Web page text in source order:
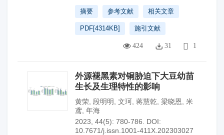
摘要 参考文献 相关文章
PDF[4314KB] 施引文献
424 31 1
外源褪黑素对铜胁迫下大豆幼苗
生长及生理特性的影响
黄荣 段明明 文珂 蒋慧乾 梁晓恩
米
鸢 年海
2023, 44(5): 780-786.
DOI:
10.7671/j.issn.1001-411X.202303027